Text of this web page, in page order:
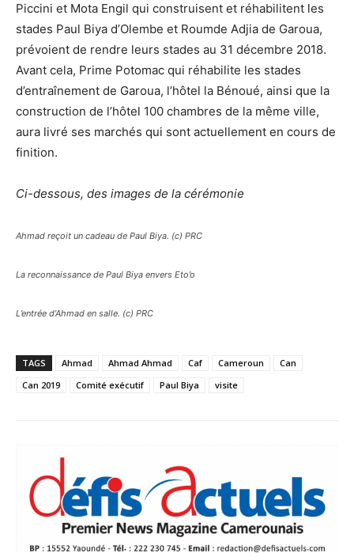
Piccini et Mota Engil qui construisent et réhabilitent les
stades Paul Biya d’Olembe et Roumde Adjia de Garoua,
prévoient de rendre leurs stades au 31 décembre 2018.
Avant cela, Prime Potomac qui réhabilite les stades
d’entraînement de Garoua, l’hôtel la Bénoué, ainsi que la
construction de l’hôtel 100 chambres de la même ville,
aura livré ses marchés qui sont actuellement en cours de
finition.
Ci-dessous, des images de la cérémonie
Ahmad reçoit un cadeau de Paul Biya. (c) PRC
La reconnaissance de Paul Biya envers Eto’o
L’entrée d’Ahmad en salle. (c) PRC
TAGS Ahmad Ahmad Ahmad Caf Cameroun
Can
Can 2019
Comité exécutif Paul Biya visite